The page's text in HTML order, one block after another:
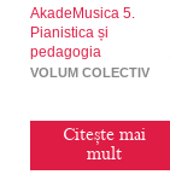
AkadeMusica 5.
Pianistica și
pedagogia
românească
VOLUM COLECTIV
Citește mai
mult